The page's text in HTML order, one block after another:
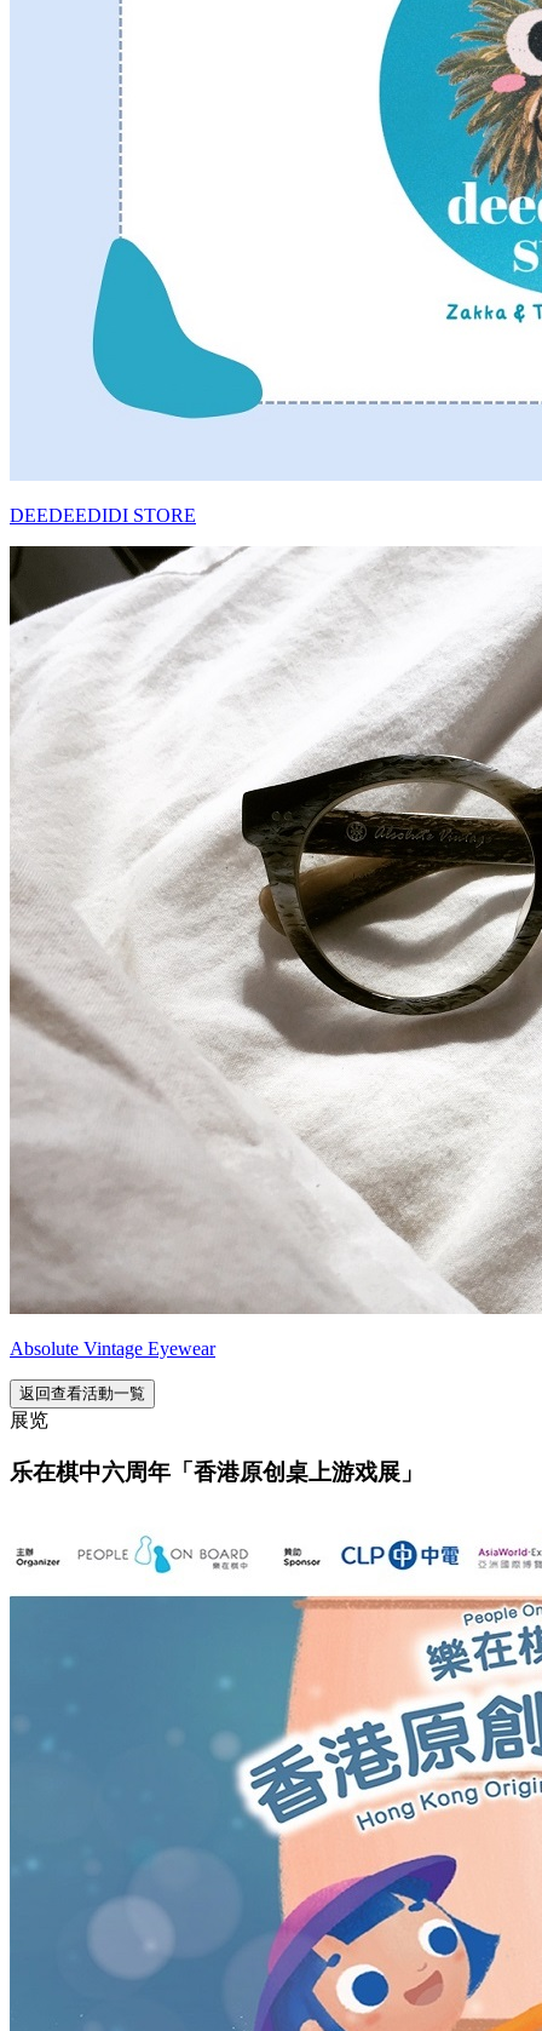
DEEDEEDIDI STORE
Absolute Vintage Eyewear
返回查看活動一覧
展览
乐在棋中六周年「香港原创桌上游戏展」